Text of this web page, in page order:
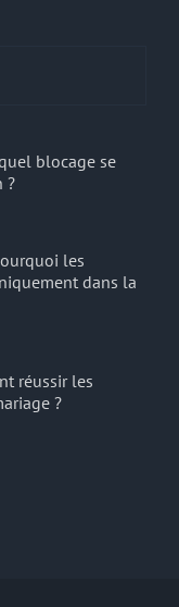
blocage se
?
les
dans la
réussir les
?